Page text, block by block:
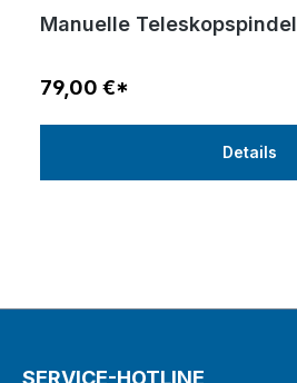
Manuelle Teleskopspindel
79,00 €*
Details
SERVICE-HOTLINE